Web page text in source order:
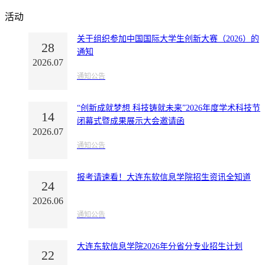
活动
28
2026.07
关于组织参加中国国际大学生创新大赛（2026）的
通知
通知公告
14
2026.07
“创新成就梦想 科技铸就未来”2026年度学术科技节
闭幕式暨成果展示大会邀请函
通知公告
24
2026.06
报考请速看！大连东软信息学院招生资讯全知道
通知公告
22
大连东软信息学院2026年分省分专业招生计划